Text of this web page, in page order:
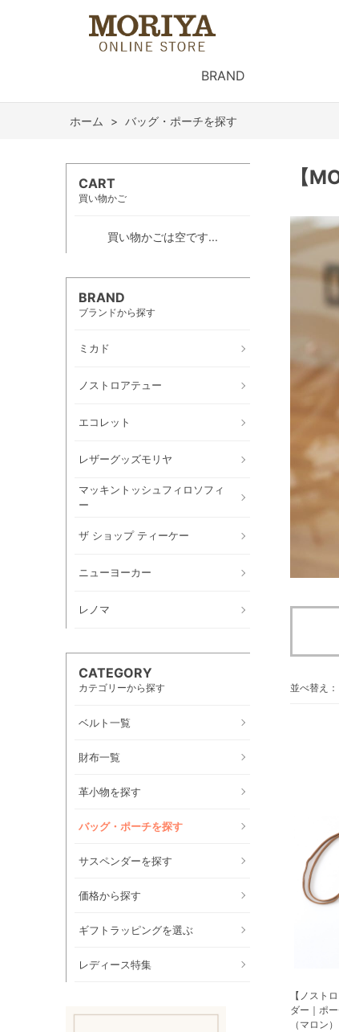
BRAND
ホーム > バッグ・ポーチを探す
CART
買い物かご
買い物かごは空です...
BRAND
ブランドから探す
ミカド
ノストロアテュー
エコレット
レザーグッズモリヤ
マッキントッシュフィロソフィ
ー
ザ ショップ ティーケー
ニューヨーカー
レノマ
CATEGORY
カテゴリーから探す
ベルト一覧
財布一覧
革小物を探す
バッグ・ポーチを探す
サスペンダーを探す
価格から探す
ギフトラッピングを選ぶ
レディース特集
【
並べ替え：
【ノスト
ダー｜ポ
（マロン）